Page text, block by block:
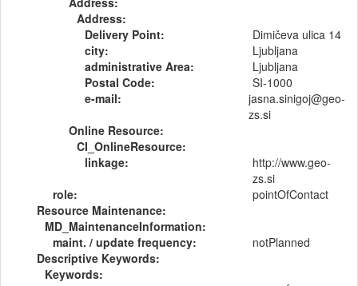
Address:
Delivery Point:
Dimičeva ulica 14
city:
Ljubljana
administrative Area:
Ljubljana
Postal Code:
SI-1000
e-mail:
jasna.sinigoj@geo-
zs.si
Online Resource:
CI_OnlineResource:
linkage:
http://www.geo-
zs.si
role:
pointOfContact
Resource Maintenance:
MD_MaintenanceInformation:
maint. / update frequency:
notPlanned
Descriptive Keywords:
Keywords: